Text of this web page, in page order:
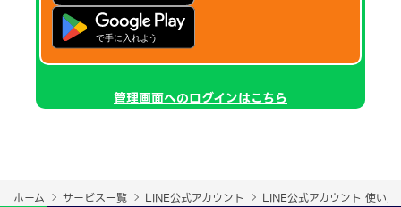
管理画面へのログインはこちら
ホーム サービス一覧 LINE公式アカウント LINE公式アカウント 使い